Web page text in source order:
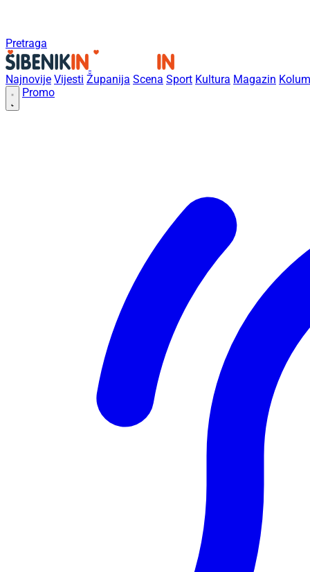
Pretraga
Najnovije Vijesti Županija Scena Sport Kultura Magazin
Promo